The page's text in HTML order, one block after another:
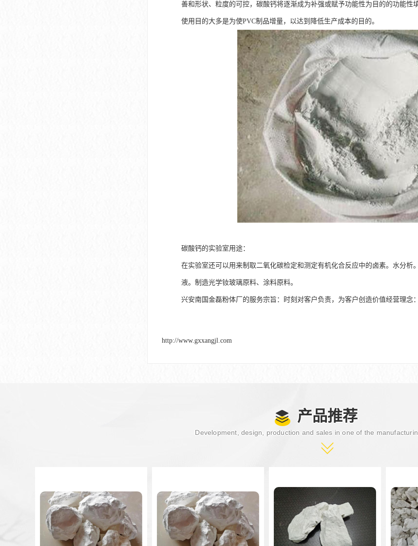
善和形状、粒度的可控，碳酸钙将逐渐成为补强或赋予功能性为目的的功能性
使用目的大多是为使PVC制品增量，以达到降低生产成本的目的。
碳酸钙的实验室用途：
在实验室还可以用来制取二氧化碳检定和测定有机化合反应中的卤素。水分
液。制造光学钕玻璃原料、涂料原料。
兴安南国金磊粉体厂的服务宗旨：时刻对客户负责，为客户创造价值经营理念
http://www.gxxangjl.com
产品推荐
Development, design, production and sales in one of the